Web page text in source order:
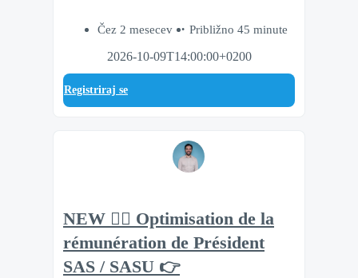
Čez 2 mesecev
Približno 45 minute
2026-10-09T14:00:00+0200
Registriraj se
NEW 🧘‍♂️ Optimisation de la
rémunération de Président
SAS / SASU 👉